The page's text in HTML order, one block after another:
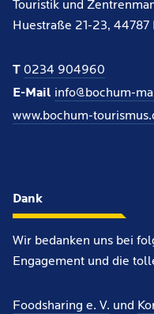
Touristik und
Huestraße 21-23, 44787
T 0234 904960
E-Mail info@bochum-
www.bochum-
Dank
Wir bedanken uns bei
Engagement und die
Foodsharing e. V. und